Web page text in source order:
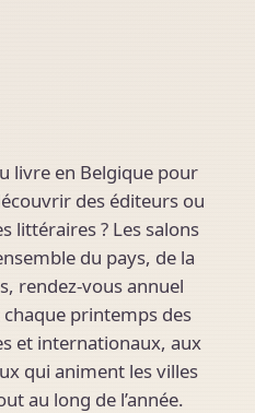
livre en Belgique pour
des éditeurs ou
littéraires ? Les salons
du pays, de la
rendez-vous annuel
printemps des
et internationaux, aux
qui animent les villes
au long de l’année.